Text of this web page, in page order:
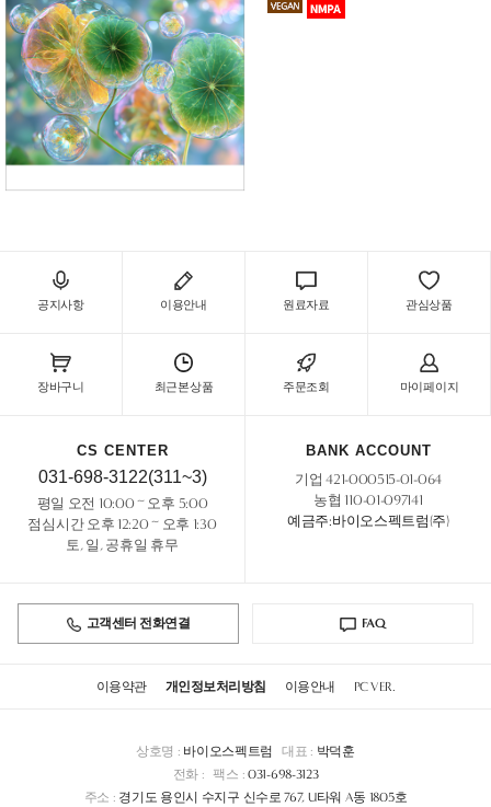
공지사항 이용안내 원료자료 관심상품
장바구니 최근본상품 주문조회 마이페이지
CS CENTER
031-698-3122(311~3)
평일 오전 10:00 ~ 오후 5:00
점심시간 오후 12:20 ~ 오후 1:30
토, 일, 공휴일 휴무
BANK ACCOUNT
기업 421-000515-01-064
농협 110-01-097141
예금주:바이오스펙트럼(주)
고객센터 전화연결 FAQ
이용약관 개인정보처리방침 이용안내 PC VER.
상호명 : 바이오스펙트럼 대표 : 박덕훈
전화 : 팩스 : 031-698-3123
주소 : 경기도 용인시 수지구 신수로 767, U타워 A동 1805호